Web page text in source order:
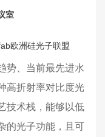
室
欧洲硅光子联盟
势、当前最先进水
高折射率对比度光
技术栈，能够以低
的光子功能，且可